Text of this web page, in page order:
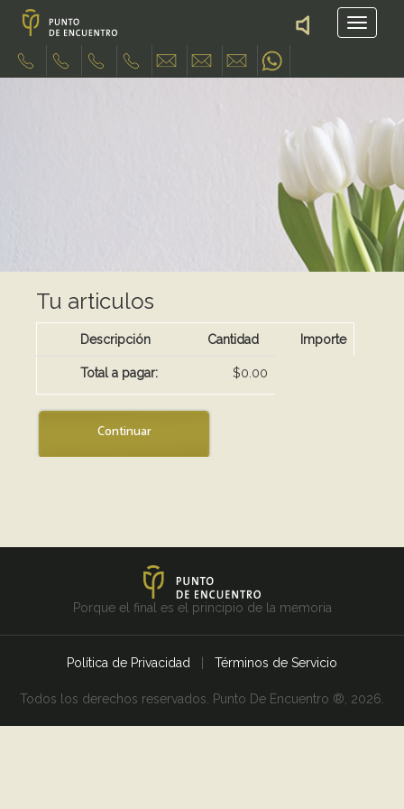
Tu articulos
Descripción Cantidad Importe
Total a pagar: $0.00
Continuar
Porque el final es el principio de la memoria
Política de Privacidad | Términos de Servicio
Todos los derechos reservados. Punto De Encuentro ®, 2026.